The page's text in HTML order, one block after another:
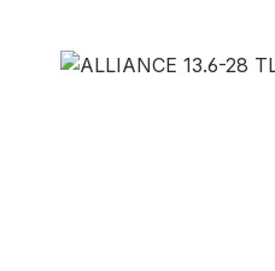
Bildergalerie überspringen